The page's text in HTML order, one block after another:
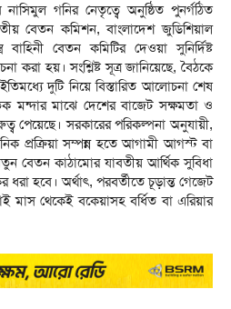
গনির নেতৃত্বে অনুষ্ঠিত পুনর্গঠিত
বেতন কমিশন, বাংলাদেশ জুডিশিয়াল
বেতন কমিটির দেওয়া সুনির্দিষ্ট
করা হয়। সংশ্লিষ্ট সূত্র জানিয়েছে, বৈঠকে
দুটি নিয়ে বিস্তারিত আলোচনা শেষ
মন্দার মাঝে দেশের বাজেট সক্ষমতা ও
পেয়েছে। সরকারের পরিকল্পনা অনুযায়ী,
প্রক্রিয়া সম্পন্ন হতে আগামী আগস্ট বা
বেতন কাঠামোর যাবতীয় আর্থিক সুবিধা
ধরা হবে। অর্থাৎ, পরবর্তীতে চূড়ান্ত গেজেট
মাস থেকেই বকেয়াসহ বর্ধিত বা এরিয়ার